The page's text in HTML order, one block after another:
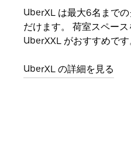
UberXL は最大6名まで
だけます。 荷室スペース
UberXXL がおすすめです
UberXL の詳細を見る